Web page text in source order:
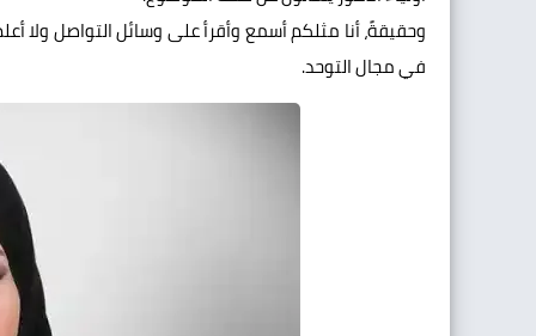
وحقيقةً، أنا مثلكم أسمع وأقرأ على وسائل التواصل
في مجال التوحد.